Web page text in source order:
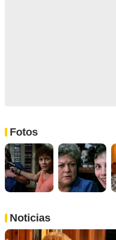
Fotos
Noticias